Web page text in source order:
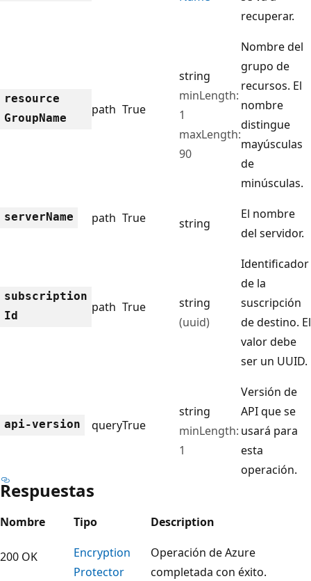
recuperar.
resource
GroupName
path True
string
minLength:
1
maxLength:
90
Nombre del
grupo de
recursos. El
nombre
distingue
mayúsculas
de
minúsculas.
serverName path True string
El nombre
del servidor.
subscription
Id
path True
string
(uuid)
Identificador
de la
suscripción
de destino. El
valor debe
ser un UUID.
api-version queryTrue
string
minLength:
1
Versión de
API que se
usará para
esta
operación.
Respuestas
Nombre Tipo Description
200 OK
Encryption
Protector
Operación de Azure
completada con éxito.